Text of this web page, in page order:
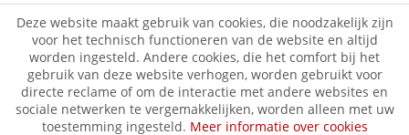
Deze website maakt gebruik van cookies, die noodzakelijk zijn
voor het technisch functioneren van de website en altijd
worden ingesteld. Andere cookies, die het comfort bij het
gebruik van deze website verhogen, worden gebruikt voor
directe reclame of om de interactie met andere websites en
sociale netwerken te vergemakkelijken, worden alleen met uw
toestemming ingesteld. Meer informatie over cookies